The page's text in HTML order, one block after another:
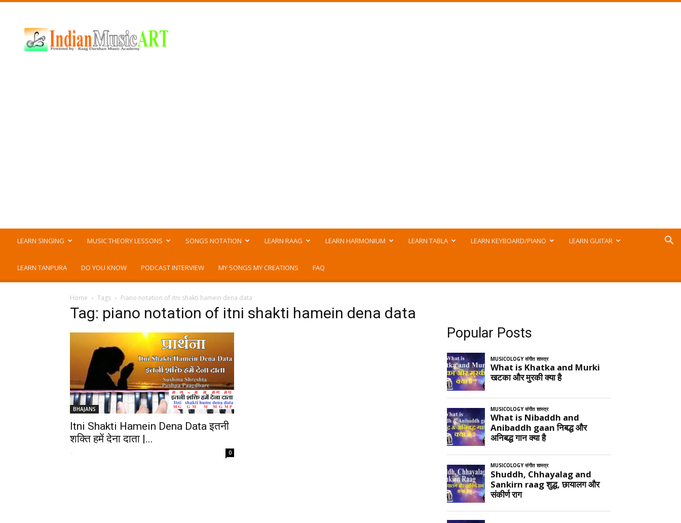
Music
ART
LEARN SINGING MUSIC THEORY LESSONS SONGS NOTATION LEARN RAAG LEARN HARMONIUM LEARN TABLA LEARN KEYBOARD/PIANO LEARN GUITAR
LEARN TANPURA DO YOU KNOW PODCAST INTERVIEW MY SONGS MY CREATIONS FAQ
Home Tags Piano notation of itni shakti hamein dena data
Tag: piano notation of itni shakti hamein dena data
BHAJANS
Itni Shakti Hamein Dena Data इतनी
शक्ति हमें देना दाता |...
- 0
Popular Posts